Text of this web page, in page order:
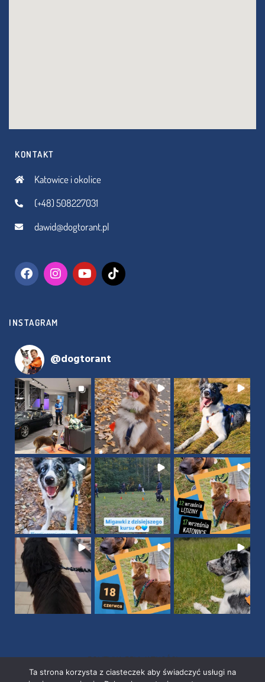
KONTAKT
Katowice i okolice
(+48) 508227031
dawid@dogtorant.pl
INSTAGRAM
@dogtorant
POLITYKA PRYWATNOŚCI
Ta strona korzysta z ciasteczek aby świadczyć usługi na